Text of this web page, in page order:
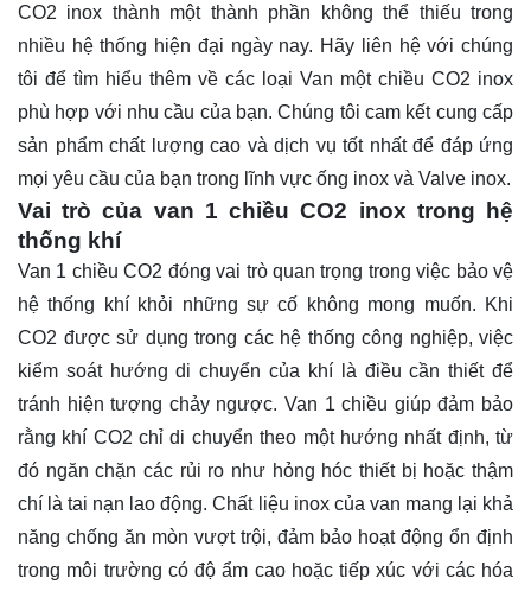
CO2 inox thành một thành phần không thể thiếu trong
nhiều hệ thống hiện đại ngày nay. Hãy
liên hệvới chúng
tôi để tìm hiểu thêm về các loại Van một chiều CO2 inox
phù hợp với nhu cầu của bạn. Chúng tôi cam kết cung cấp
sản phẩm chất lượng cao và dịch vụ tốt nhất để đáp ứng
mọi yêu cầu của bạn trong lĩnh vực ống inox và Valve inox.
Vai trò của van 1 chiều CO2 inox trong hệ
thống khí
Van 1 chiều CO2 đóng vai trò quan trọng trong việc bảo vệ
hệ thống khí khỏi những sự cố không mong muốn. Khi
CO2 được sử dụng trong các hệ thống công nghiệp, việc
kiểm soát hướng di chuyển của khí là điều cần thiết để
tránh hiện tượng chảy ngược. Van 1 chiều giúp đảm bảo
rằng khí CO2 chỉ di chuyển theo một hướng nhất định, từ
đó ngăn chặn các rủi ro như hỏng hóc thiết bị hoặc thậm
chí là tai nạn lao động. Chất liệu inox của van mang lại khả
năng chống ăn mòn vượt trội, đảm bảo hoạt động ổn định
trong môi trường có độ ẩm cao hoặc tiếp xúc với các hóa